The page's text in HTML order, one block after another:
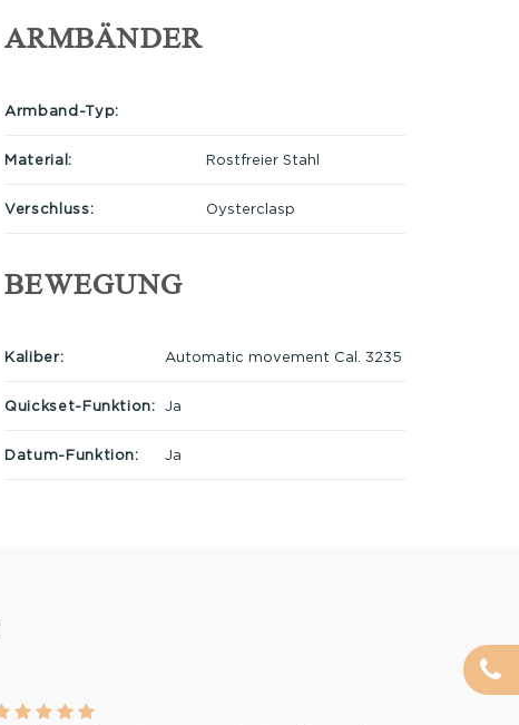
ARMBÄNDER
Armband-Typ:
Material: Rostfreier Stahl
Verschluss: Oysterclasp
BEWEGUNG
Kaliber: Automatic movement Cal. 3235
Quickset-Funktion: Ja
Datum-Funktion: Ja